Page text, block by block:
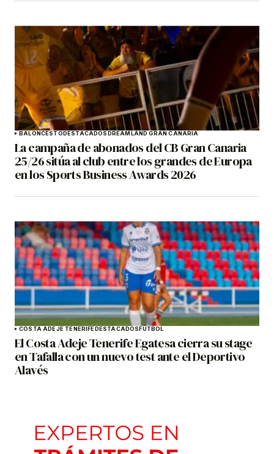
BALONCESTODESTACADOSDREAMLAND GRAN CANARIA
La campaña de abonados del CB Gran Canaria
25/26 sitúa al club entre los grandes de Europa
en los Sports Business Awards 2026
COSTA ADEJE TENERIFEDESTACADOSFÚTBOL
El Costa Adeje Tenerife Egatesa cierra su stage
en Tafalla con un nuevo test ante el Deportivo
Alavés